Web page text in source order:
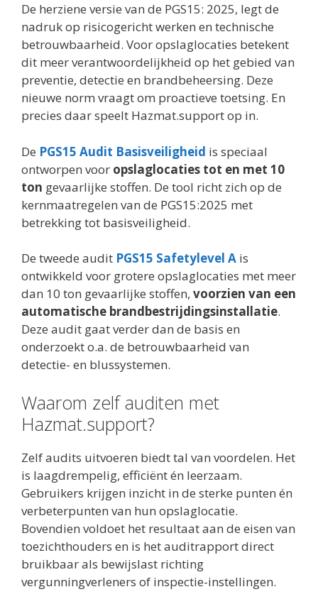
De herziene versie van de PGS15: 2025, legt de
nadruk op risicogericht werken en technische
betrouwbaarheid. Voor opslaglocaties betekent
dit meer verantwoordelijkheid op het gebied van
preventie, detectie en brandbeheersing. Deze
nieuwe norm vraagt om proactieve toetsing. En
precies daar speelt Hazmat.support op in.
De PGS15 Audit Basisveiligheid is speciaal
ontworpen voor opslaglocaties tot en met 10
ton gevaarlijke stoffen. De tool richt zich op de
kernmaatregelen van de PGS15:2025 met
betrekking tot basisveiligheid.
De tweede audit PGS15 Safetylevel A is
ontwikkeld voor grotere opslaglocaties met meer
dan 10 ton gevaarlijke stoffen, voorzien van een
automatische brandbestrijdingsinstallatie.
Deze audit gaat verder dan de basis en
onderzoekt o.a. de betrouwbaarheid van
detectie- en blussystemen.
Waarom zelf auditen met
Hazmat.support?
Zelf audits uitvoeren biedt tal van voordelen. Het
is laagdrempelig, efficiënt én leerzaam.
Gebruikers krijgen inzicht in de sterke punten én
verbeterpunten van hun opslaglocatie.
Bovendien voldoet het resultaat aan de eisen van
toezichthouders en is het auditrapport direct
bruikbaar als bewijslast richting
vergunningverleners of inspectie-instellingen.